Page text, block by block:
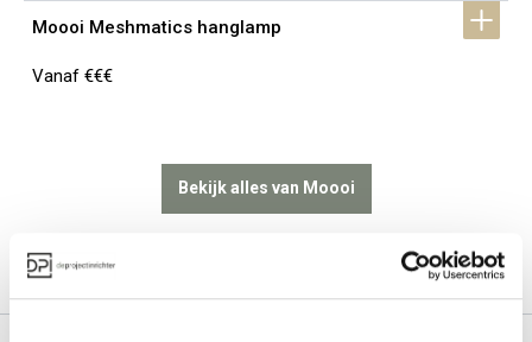
Moooi Meshmatics hanglamp
Vanaf €€€
Bekijk alles van Moooi